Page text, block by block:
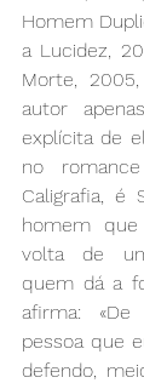
Homem
a Lucidez,
Morte,
autor
explícita de
no
Caligrafia, é
homem
volta de
quem dá a
afirma:
pessoa que
defendo,